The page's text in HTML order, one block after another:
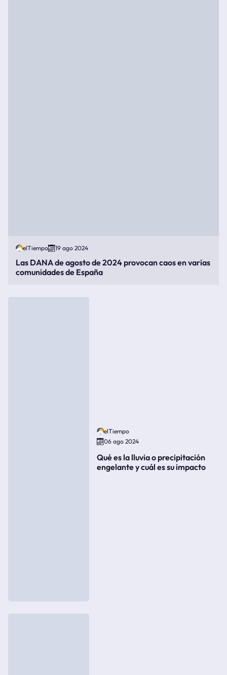
elTiempo 19 ago 2024
Las DANA de agosto de 2024 provocan caos en varias
comunidades de España
elTiempo
06 ago 2024
Qué es la lluvia o precipitación
engelante y cuál es su impacto